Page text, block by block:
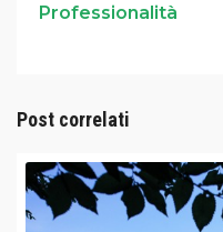
Professionalità
Post correlati